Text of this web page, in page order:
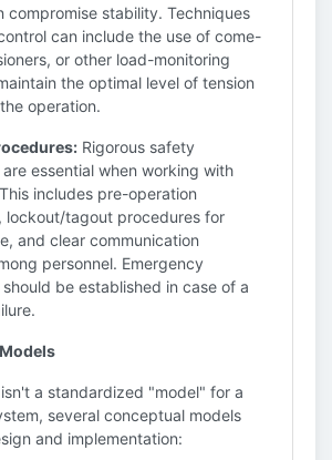
compromise stability. Techniques
can include the use of come-
or other load-monitoring
the optimal level of tension
operation.
Rigorous safety
essential when working with
includes pre-operation
lockout/tagout procedures for
and clear communication
personnel. Emergency
be established in case of a
a standardized "model" for a
several conceptual models
and implementation: